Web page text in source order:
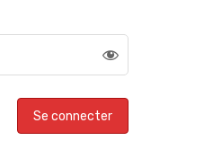
Alternative: